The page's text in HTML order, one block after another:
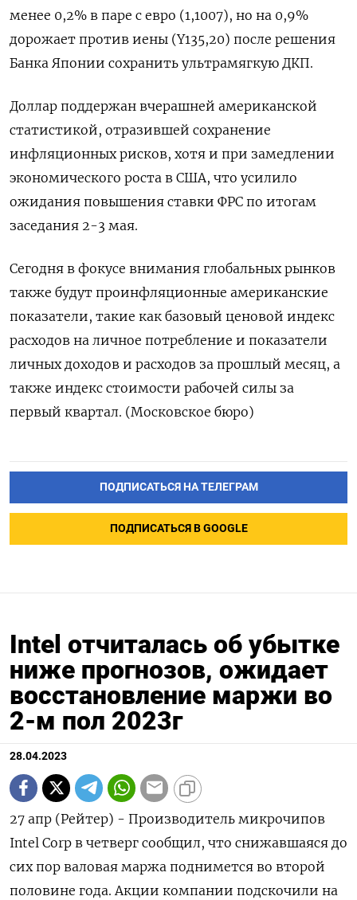
менее 0,2% в паре с евро (1,1007), но на 0,9%
дорожает против иены (Y135,20) после решения
Банка Японии сохранить ультрамягкую ДКП.
Доллар поддержан вчерашней американской
статистикой, отразившей сохранение
инфляционных рисков, хотя и при замедлении
экономического роста в США, что усилило
ожидания повышения ставки ФРС по итогам
заседания 2-3 мая.
Сегодня в фокусе внимания глобальных рынков
также будут проинфляционные американские
показатели, такие как базовый ценовой индекс
расходов на личное потребление и показатели
личных доходов и расходов за прошлый месяц, а
также индекс стоимости рабочей силы за
первый квартал. (Московское бюро)
ПОДПИСАТЬСЯ НА ТЕЛЕГРАМ
ПОДПИСАТЬСЯ В GOOGLE
Intel отчиталась об убытке
ниже прогнозов, ожидает
восстановление маржи во
2-м пол 2023г
28.04.2023
27 апр (Рейтер) - Производитель микрочипов
Intel Corp в четверг сообщил, что снижавшаяся до
сих пор валовая маржа поднимется во второй
половине года. Акции компании подскочили на